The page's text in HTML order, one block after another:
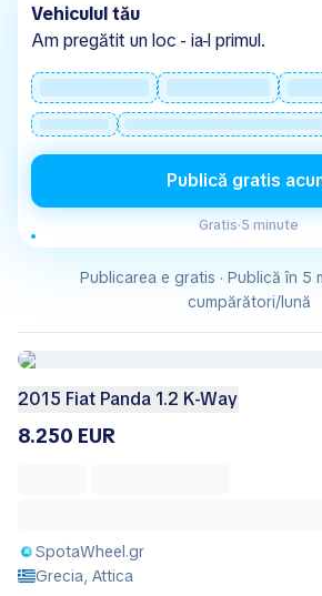
Vehiculul tău
Am pregătit un loc - ia-l primul.
Publică gratis
Gratis·5 minute
Publicarea e gratis · Publică în 5
cumpărători/lună
2015 Fiat Panda 1.2 K-Way
8.250 EUR
SpotaWheel.gr
Grecia, Attica